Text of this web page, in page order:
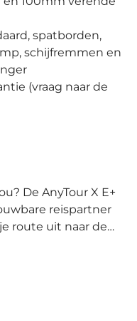
spatborden,
schijfremmen en
(vraag naar de
E+
reispartner
route uit naar de
AnyTour X E+ leidt
dropper